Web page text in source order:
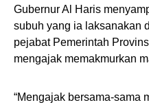
Gubernur Al Haris
subuh yang ia laksanakan
pejabat Pemerintah
mengajak memakmurkan
“Mengajak bersama-sama